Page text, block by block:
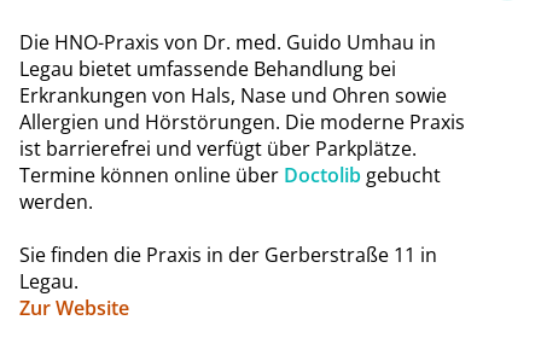
Die HNO-Praxis von Dr. med. Guido Umhau in
Legau bietet umfassende Behandlung bei
Erkrankungen von Hals, Nase und Ohren sowie
Allergien und Hörstörungen. Die moderne Praxis
ist barrierefrei und verfügt über Parkplätze.
Termine können online über Doctolib gebucht
werden.
Sie finden die Praxis in der Gerberstraße 11 in
Legau.
Zur Website